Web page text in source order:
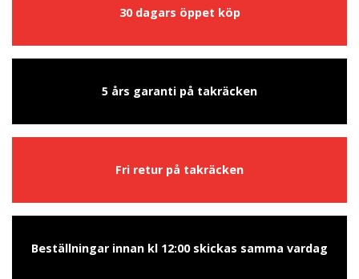
30 dagars öppet köp
5 års garanti på takräcken
Fri retur på takräcken
Beställningar innan kl 12:00 skickas samma vardag